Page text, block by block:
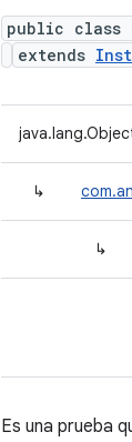
public class
extends
↳
↳
Es una prueba